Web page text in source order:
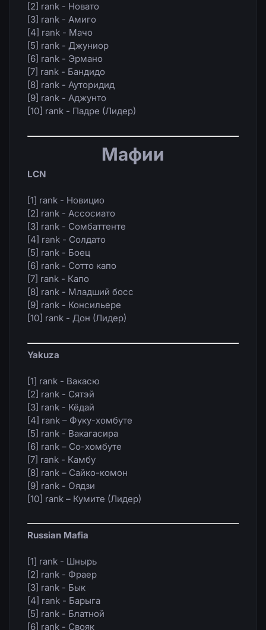
[2] rank - Новато
[3] rank - Амиго
[4] rank - Мачо
[5] rank - Джуниор
[6] rank - Эрмано
[7] rank - Бандидо
[8] rank - Ауторидид
[9] rank - Аджунто
[10] rank - Падре (Лидер)
Мафии
LCN
[1] rank - Новицио
[2] rank - Ассосиато
[3] rank - Сомбаттенте
[4] rank - Солдато
[5] rank - Боец
[6] rank - Сотто капо
[7] rank - Капо
[8] rank - Младший босс
[9] rank - Консильере
[10] rank - Дон (Лидер)
Yakuza
[1] rank - Вакасю
[2] rank - Сятэй
[3] rank - Кёдай
[4] rank – Фуку-хомбуте
[5] rank - Вакагасира
[6] rank – Со-хомбуте
[7] rank - Камбу
[8] rank – Сайко-комон
[9] rank - Оядзи
[10] rank – Кумите (Лидер)
Russian Mafia
[1] rank - Шнырь
[2] rank - Фраер
[3] rank - Бык
[4] rank - Барыга
[5] rank - Блатной
[6] rank - Свояк